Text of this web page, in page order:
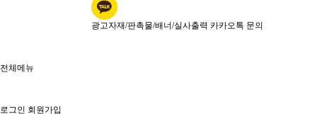
광고자재/판촉물/배너/실사출력 카카오톡 문의
전체메뉴
로그인 회원가입